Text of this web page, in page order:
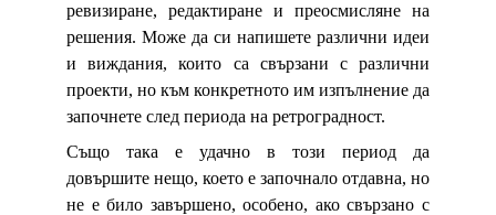
ревизиране, редактиране и преосмисляне на
решения. Може да си напишете различни идеи
и виждания, които са свързани с различни
проекти, но към конкретното им изпълнение да
започнете след периода на ретроградност.
Също така е удачно в този период да
довършите нещо, което е започнало отдавна, но
не е било завършено, особено, ако свързано с